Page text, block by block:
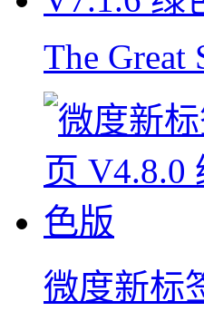
The Great
微度新标